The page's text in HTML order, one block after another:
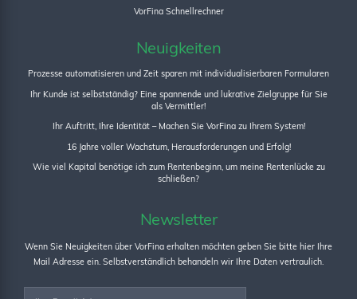
VorFina Schnellrechner
Neuigkeiten
Prozesse automatisieren und Zeit sparen mit individualisierbaren Formularen
Ihr Kunde ist selbstständig? Eine spannende und lukrative Zielgruppe für Sie
als Vermittler!
Ihr Auftritt, Ihre Identität – Machen Sie VorFina zu Ihrem System!
16 Jahre voller Wachstum, Herausforderungen und Erfolg!
Wie viel Kapital benötige ich zum Rentenbeginn, um meine Rentenlücke zu
schließen?
Newsletter
Wenn Sie Neuigkeiten über VorFina erhalten möchten geben Sie bitte hier Ihre
Mail Adresse ein. Selbstverständlich behandeln wir Ihre Daten vertraulich.